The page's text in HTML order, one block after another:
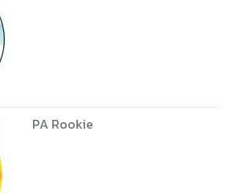
PA Rookie